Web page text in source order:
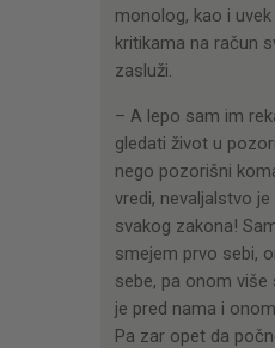
monolog, kao i
kritikama na račun
zasluži.
– A lepo sam im
gledati život u
nego pozorišni
vredi, nevaljalstvo
svakog zakona!
smejem prvo sebi,
sebe, pa onom
je pred nama i
Pa zar opet da